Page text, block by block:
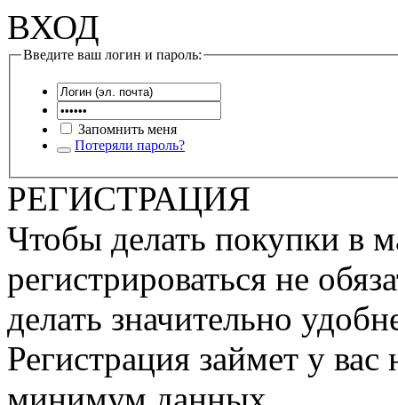
ВХОД
Введите ваш логин и пароль:
Запомнить меня
Потеряли пароль?
РЕГИСТРАЦИЯ
Чтобы делать покупки в
регистрироваться не
делать значительно
Регистрация займет у